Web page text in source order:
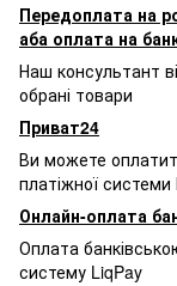
Передоплата на
аба оплата на
Наш консультант
обрані товари
Приват24
Ви можете
платіжної
Онлайн-оплата
Оплата
систему LiqPay